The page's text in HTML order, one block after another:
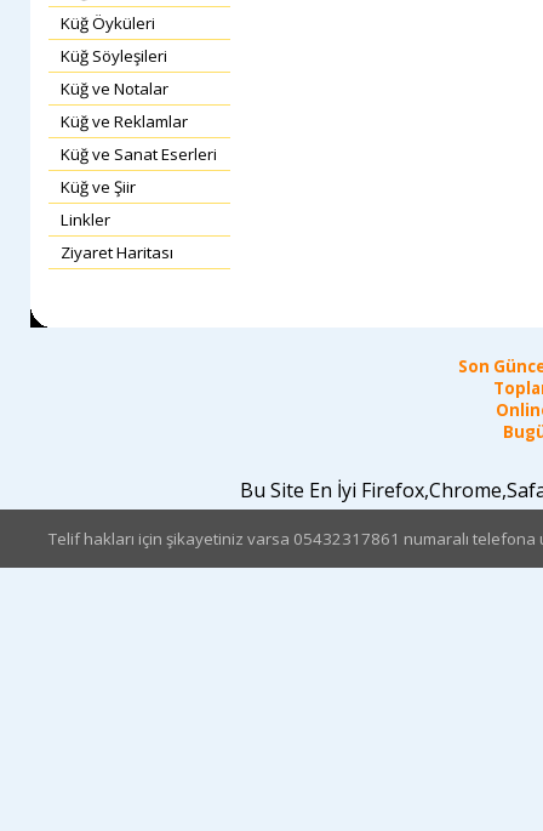
Küğ Öyküleri
Küğ Söyleşileri
Küğ ve Notalar
Küğ ve Reklamlar
Küğ ve Sanat Eserleri
Küğ ve Şiir
Linkler
Ziyaret Haritası
Son
Bu Site En İyi
Telif hakları için şikayetiniz varsa 05432317861 numaralı telefona